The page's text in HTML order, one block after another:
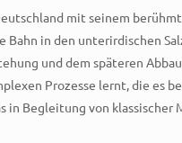
mit seinem
Bahn in den unterirdischen
und dem späteren Abbau
Prozesse lernt, die es
in Begleitung von klassischer